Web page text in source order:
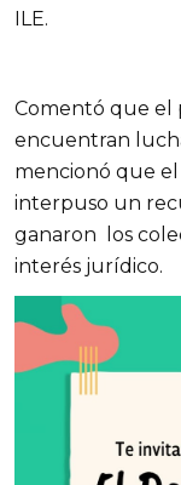
ILE.
Comentó que el
encuentran
mencionó que
interpuso un
ganaron los
interés jurídico.